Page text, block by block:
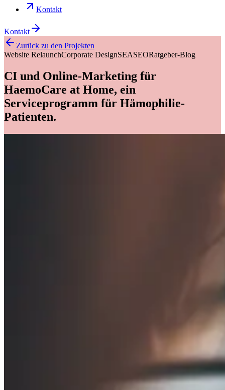
Kontakt
Kontakt
Zurück zu den Projekten
Website RelaunchCorporate DesignSEASEORatgeber-Blog
CI und Online-Marketing für
HaemoCare at Home, ein
Serviceprogramm für Hämophilie-
Patienten.